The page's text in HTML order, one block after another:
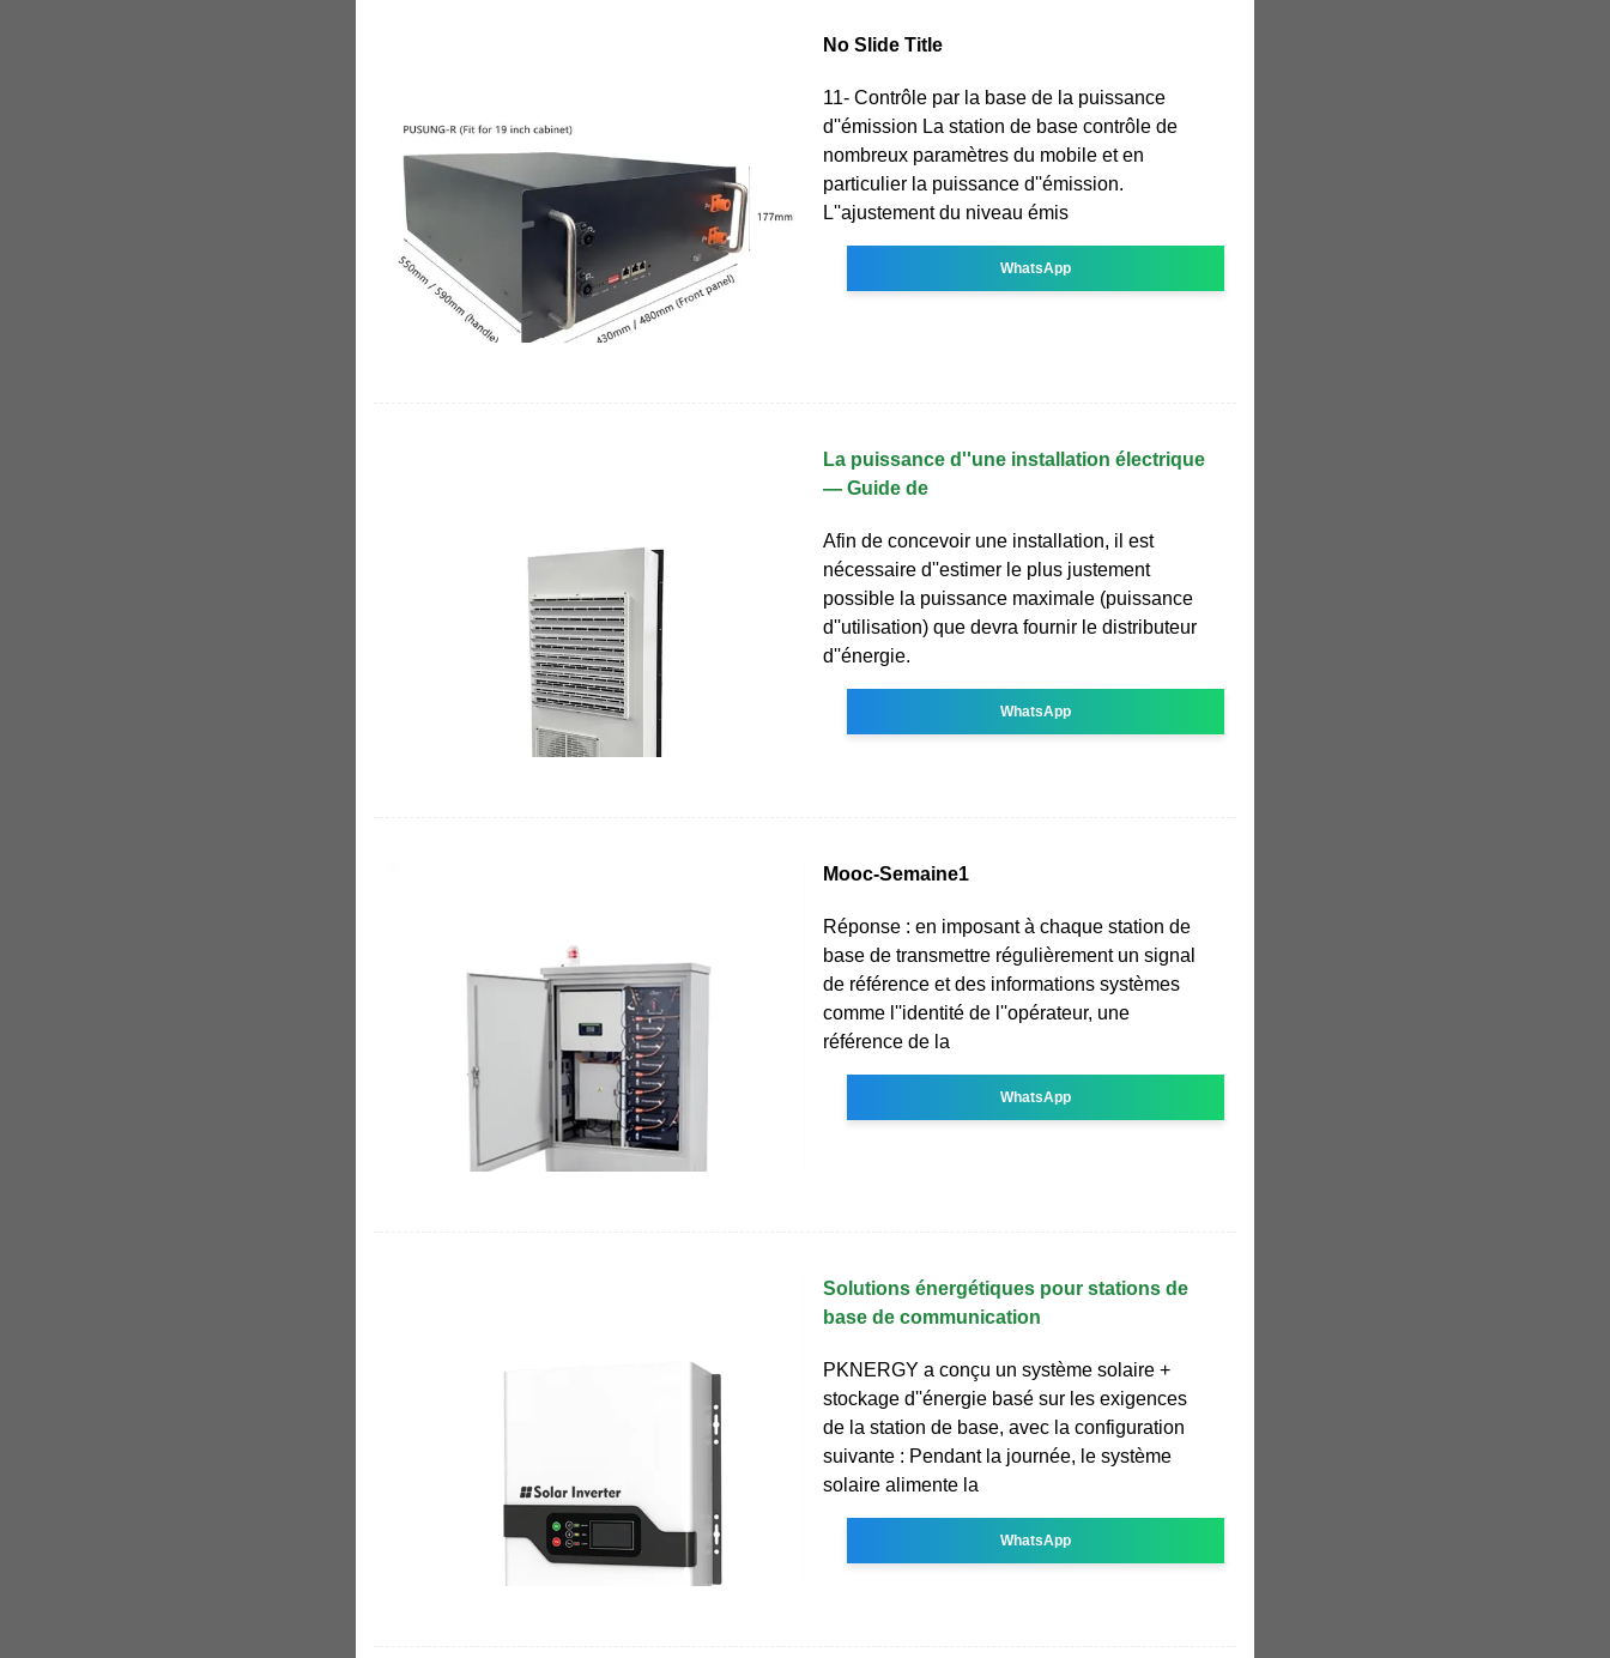
No Slide Title
11- Contrôle par la base de la puissance
d''émission La station de base contrôle de
nombreux paramètres du mobile et en
particulier la puissance d''émission.
L''ajustement du niveau émis
WhatsApp
La puissance d''une installation électrique
— Guide de
Afin de concevoir une installation, il est
nécessaire d''estimer le plus justement
possible la puissance maximale (puissance
d''utilisation) que devra fournir le distributeur
d''énergie.
WhatsApp
Mooc-Semaine1
Réponse : en imposant à chaque station de
base de transmettre régulièrement un signal
de référence et des informations systèmes
comme l''identité de l''opérateur, une
référence de la
WhatsApp
Solutions énergétiques pour stations de
base de communication
PKNERGY a conçu un système solaire +
stockage d''énergie basé sur les exigences
de la station de base, avec la configuration
suivante : Pendant la journée, le système
solaire alimente la
WhatsApp